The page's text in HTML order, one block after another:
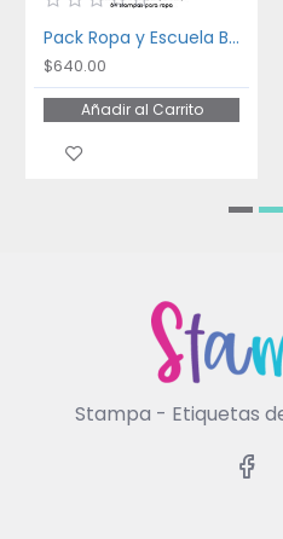
Pack Ropa y Escuela Bakery
$640.00
Añadir al Carrito
Stampa - Etiquetas